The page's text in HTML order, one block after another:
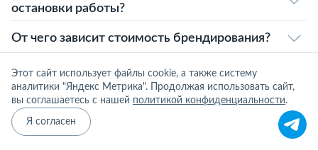
остановки работы?
От чего зависит стоимость брендирования?
ПРИМЕРЫ РАБОТ Все работы
Этот сайт использует файлы cookie, а также систему
аналитики "Яндекс Метрика". Продолжая использовать сайт,
вы соглашаетесь с нашей политикой конфиденциальности.
Я согласен